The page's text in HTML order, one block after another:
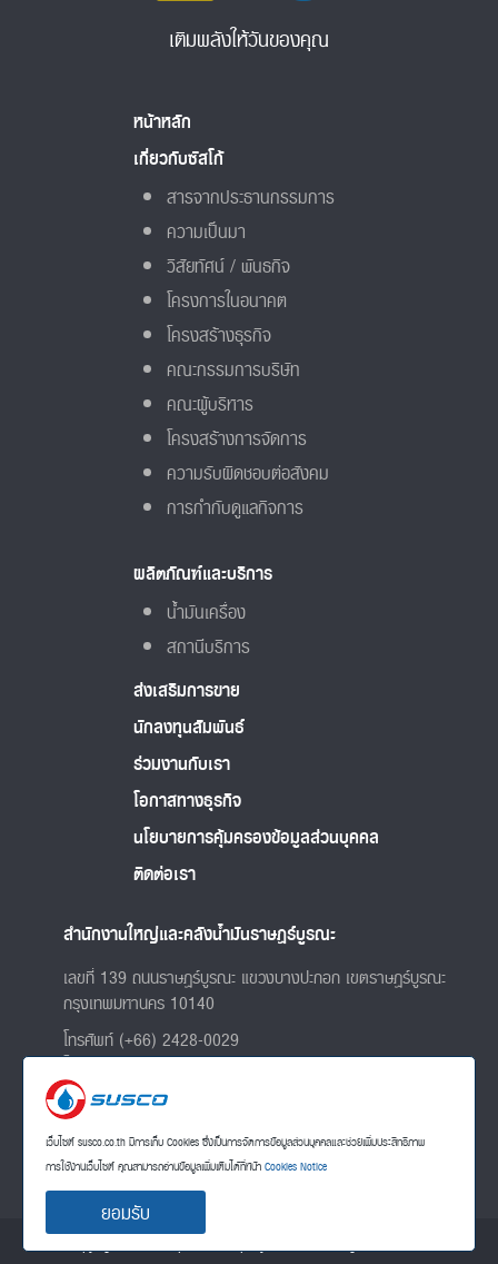
เติมพลังให้วันของคุณ
หน้าหลัก
เกี่ยวกับซัสโก้
สารจากประธานกรรมการ
ความเป็นมา
วิสัยทัศน์ / พันธกิจ
โครงการในอนาคต
โครงสร้างธุรกิจ
คณะกรรมการบริษัท
คณะผู้บริหาร
โครงสร้างการจัดการ
ความรับผิดชอบต่อสังคม
การกำกับดูแลกิจการ
ผลิตภัณฑ์และบริการ
น้ำมันเครื่อง
สถานีบริการ
ส่งเสริมการขาย
นักลงทุนสัมพันธ์
ร่วมงานกับเรา
โอกาสทางธุรกิจ
นโยบายการคุ้มครองข้อมูลส่วนบุคคล
ติดต่อเรา
สำนักงานใหญ่และคลังน้ำมันราษฎร์บูรณะ
เลขที่ 139 ถนนราษฎร์บูรณะ แขวงบางปะกอก เขตราษฎร์บูรณะ
กรุงเทพมหานคร 10140
โทรศัพท์ (+66) 2428-0029
โทรสาร (+66) 2428 8001
และ 0-2427-6460
แผนที่บริษัท
copyright © susco public company limited - All rights reserved.
เว็บไซต์ susco.co.th มีการเก็บ Cookies ซึ่งเป็นการจัดการข้อมูลส่วนบุคคลและช่วยเพิ่มประสิทธิภาพ
การใช้งานเว็บไซต์ คุณสามารถอ่านข้อมูลเพิ่มเติมได้ที่หน้าCookies Notice
ยอมรับ